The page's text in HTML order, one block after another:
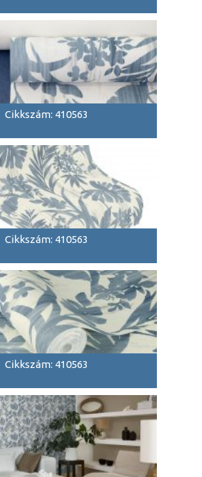
Cikkszám: 410563
Cikkszám: 410563
Cikkszám: 410563